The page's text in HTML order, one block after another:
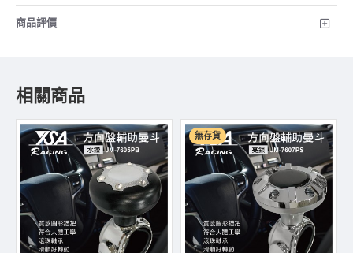
商品評價
相關商品
無存貨